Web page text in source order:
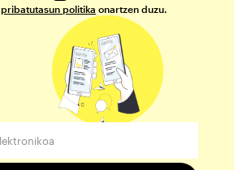
pribatutasun politika onartzen duzu.